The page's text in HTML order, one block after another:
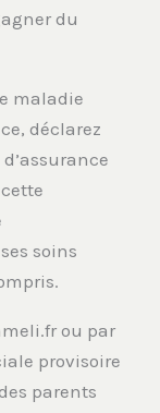
du
maladie
déclarez
soins
ou par
provisoire
parents